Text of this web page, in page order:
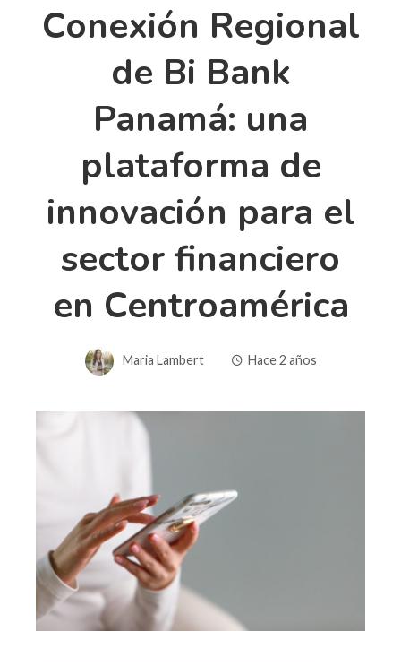
Conexión Regional
de Bi Bank
Panamá: una
plataforma de
innovación para el
sector financiero
en Centroamérica
Maria Lambert Hace 2 años